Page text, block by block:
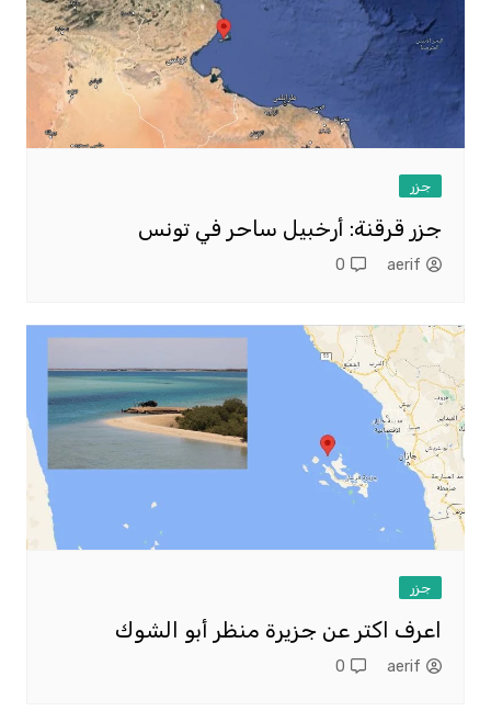
جزر
جزر قرقنة: أرخبيل ساحر في تونس
aerif
0
جزر
اعرف اكتر عن جزيرة منظر أبو الشوك
aerif
0